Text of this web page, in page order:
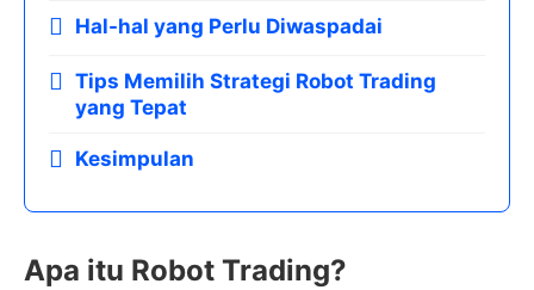
Hal-hal yang Perlu Diwaspadai
Tips Memilih Strategi Robot Trading
yang Tepat
Kesimpulan
Apa itu Robot Trading?